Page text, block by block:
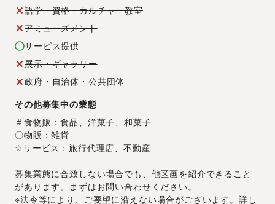
語学・資格・カルチャー教室
アミューズメント
サービス提供
展示・ギャラリー
政府・自治体・公共団体
その他募集中の業態
＃食物販：食品、洋菓子、和菓子
〇物販：雑貨
☆サービス：旅行代理店、不動産
募集業態に合致しない場合でも、他区画を紹介できること
があります。まずはお問い合わせください。
※法令等により、ご要望に沿えない場合がございます。詳し